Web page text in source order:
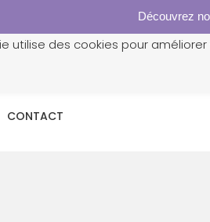
Découvrez
CONTACT
utilise des cookies pour